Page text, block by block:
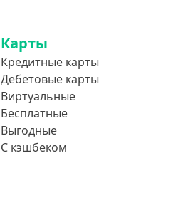
Карты
Кредитные карты
Дебетовые карты
Виртуальные
Бесплатные
Выгодные
С кэшбеком